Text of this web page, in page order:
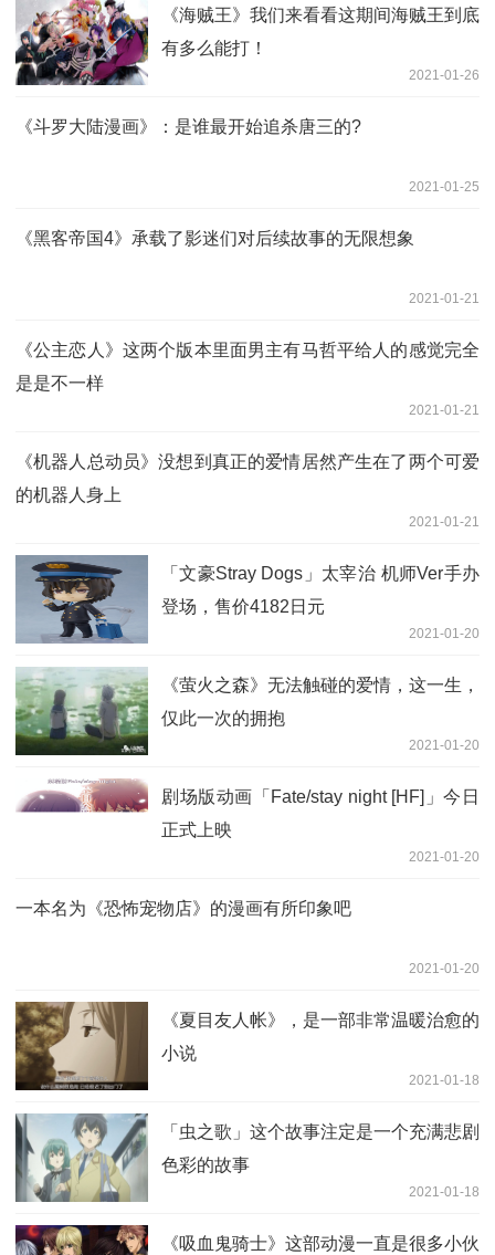
《海贼王》我们来看看这期间海贼王到底
有多么能打！
2021-01-26
《斗罗大陆漫画》：是谁最开始追杀唐三的?
2021-01-25
《黑客帝国4》承载了影迷们对后续故事的无限想象
2021-01-21
《公主恋人》这两个版本里面男主有马哲平给人的感觉完全
是是不一样
2021-01-21
《机器人总动员》没想到真正的爱情居然产生在了两个可爱
的机器人身上
2021-01-21
「文豪Stray Dogs」太宰治 机师Ver手办
登场，售价4182日元
2021-01-20
《萤火之森》无法触碰的爱情，这一生，
仅此一次的拥抱
2021-01-20
剧场版动画「Fate/stay night [HF]」今日
正式上映
2021-01-20
一本名为《恐怖宠物店》的漫画有所印象吧
2021-01-20
《夏目友人帐》，是一部非常温暖治愈的
小说
2021-01-18
「虫之歌」这个故事注定是一个充满悲剧
色彩的故事
2021-01-18
《吸血鬼骑士》这部动漫一直是很多小伙